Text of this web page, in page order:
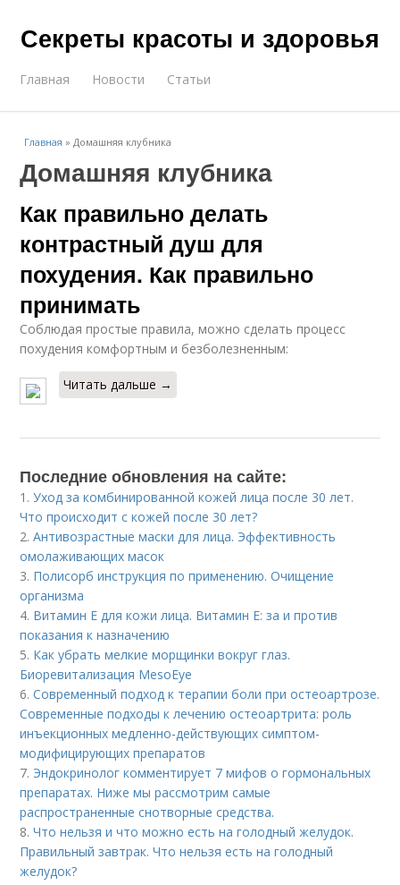
Секреты красоты и здоровья
Главная Новости Статьи
Главная »Домашняя клубника
Домашняя клубника
Как правильно делать
контрастный душ для
похудения. Как правильно
принимать
Соблюдая простые правила, можно сделать процесс
похудения комфортным и безболезненным:
Читать дальше →
Последние обновления на сайте:
1.Уход за комбинированной кожей лица после 30 лет.
Что происходит с кожей после 30 лет?
2.Антивозрастные маски для лица. Эффективность
омолаживающих масок
3. Полисорб инструкция по применению. Очищение
организма
4. Витамин E для кожи лица. Витамин Е: за и против
показания к назначению
5. Как убрать мелкие морщинки вокруг глаз.
Биоревитализация MesoEye
6.Современный подход к терапии боли при остеоартрозе.
Современные подходы к лечению остеоартрита: роль
инъекционных медленно-действующих симптом-
модифицирующих препаратов
7. Эндокринолог комментирует 7 мифов о гормональных
препаратах. Ниже мы рассмотрим самые
распространенные снотворные средства.
8.Что нельзя и что можно есть на голодный желудок.
Правильный завтрак. Что нельзя есть на голодный
желудок?